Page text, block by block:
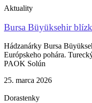
Aktuality
Bursa Büyüksehir
Hádzanárky Bursa
Európskeho pohára.
PAOK Solún
25. marca 2026
Dorastenky